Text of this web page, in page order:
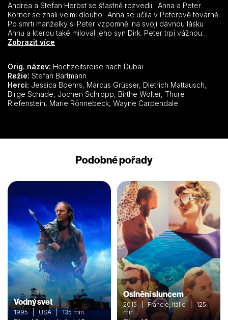
Andrea a Stefan Herbst se šťastně rozvedli…Anna a Peter
Körner se znali velmi dlouho- Anna se učila v Peterově továrně.
Po smrti manželky si Peter vzpomněl na svoji dávnou lásku
Annu a kterou také miloval jeho syn Dirk. Peter trpí vážnou
nemocí a proto chtěl absolvovat tuto cestu – ví, že bude jeho
workoholici, pracují jako architekti pro stejnou kancelář. Larissa
se udeří do hlavy tak nešťastně, že trpí dočasnou amnézií…
Zobrazit více
Orig. název: Hochzeitsreise nach Dubai
Režie: Stefan Bartmann
Herci:
Birge Schade, Jochen Schropp, Birthe Wolter, Thure
Riefenstein, Marie Rönnebeck, Wayne Carpendale
Podobné pořady
Vodný svet
1995 | USA | 135 min
Oslněni sluncem
2015 | Francie, Itálie | 125
min